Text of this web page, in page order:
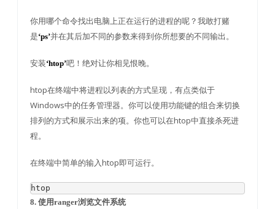
你用哪个命令找出电脑上正在运行的进程的呢？我敢打赌
是‘ps’并在其后加不同的参数来得到你所想要的不同输出。
安装‘htop’吧！绝对让你相见恨晚。
htop在终端中将进程以列表的方式呈现，有点类似于
Windows中的任务管理器。你可以使用功能键的组合来切换
排列的方式和展示出来的项。你也可以在htop中直接杀死进
程。
在终端中简单的输入htop即可运行。
htop
8. 使用ranger浏览文件系统